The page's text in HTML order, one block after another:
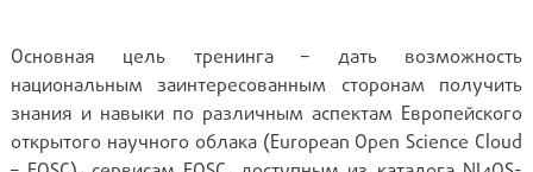
Основная цель тренинга – дать возможность
национальным заинтересованным сторонам получить
знания и навыки по различным аспектам Европейского
открытого научного облака (European Open Science Cloud